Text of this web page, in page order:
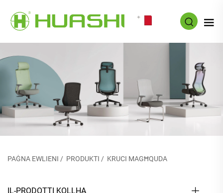
PAĠNA EWLIENI / PRODUKTI / KRUCI MAGĦQUDA
IL-PRODOTTI KOLLHA